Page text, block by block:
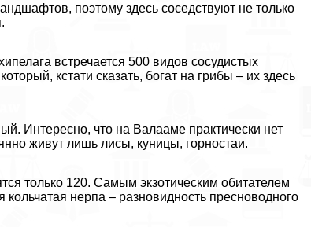
поэтому здесь соседствуют не только
встречается 500 видов сосудистых
кстати сказать, богат на грибы – их здесь
Интересно, что на Валааме пpaктически нет
живут лишь лисы, кyницы, горностаи.
только 120. Самым экзотическим обитателем
нерпа – разновидность пресноводного